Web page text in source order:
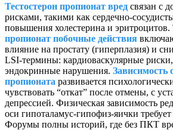
Тестостерон пропионат вред связан с
рисками, такими как сердечно-
повышения холестерина и эритроцитов.
пропионат побочные действия
влияние на простату (гиперплазия) и
LSI-термины: кардиоваскулярные
эндокринные нарушения. Зависимость
пропионата развивается
чувствовать “откат” после отмены, с
депрессией. Физическая зависимость
оси гипоталамус-гипофиз-яички
Форумы полны историй, где без ПКТ